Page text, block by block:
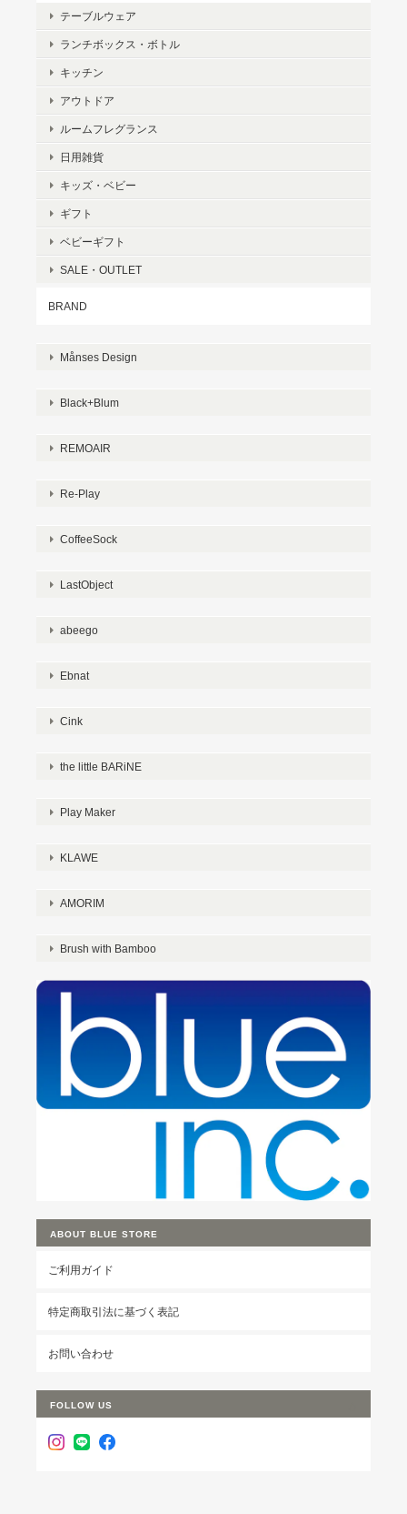
テーブルウェア
ランチボックス・ボトル
キッチン
アウトドア
ルームフレグランス
日用雑貨
キッズ・ベビー
ギフト
ベビーギフト
SALE・OUTLET
BRAND
Månses Design
Black+Blum
REMOAIR
Re-Play
CoffeeSock
LastObject
abeego
Ebnat
Cink
the little BARiNE
Play Maker
KLAWE
AMORIM
Brush with Bamboo
ABOUT BLUE STORE
ご利用ガイド
特定商取引法に基づく表記
お問い合わせ
FOLLOW US